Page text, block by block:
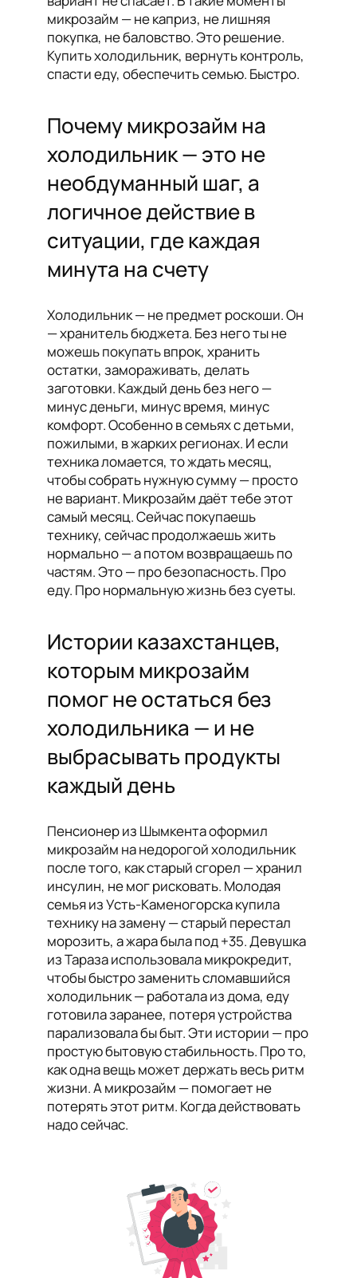
микрозайм — не каприз, не лишняя
покупка, не баловство. Это решение.
Купить холодильник, вернуть контроль,
спасти еду, обеспечить семью. Быстро.
Почему микрозайм на
холодильник — это не
необдуманный шаг, а
логичное действие в
ситуации, где каждая
минута на счету
Холодильник — не предмет роскоши. Он
— хранитель бюджета. Без него ты не
можешь покупать впрок, хранить
остатки, замораживать, делать
заготовки. Каждый день без него —
минус деньги, минус время, минус
комфорт. Особенно в семьях с детьми,
пожилыми, в жарких регионах. И если
техника ломается, то ждать месяц,
чтобы собрать нужную сумму — просто
не вариант. Микрозайм даёт тебе этот
самый месяц. Сейчас покупаешь
технику, сейчас продолжаешь жить
нормально — а потом возвращаешь по
частям. Это — про безопасность. Про
еду. Про нормальную жизнь без суеты.
Истории казахстанцев,
которым микрозайм
помог не остаться без
холодильника — и не
выбрасывать продукты
каждый день
Пенсионер из Шымкента оформил
микрозайм на недорогой холодильник
после того, как старый сгорел — хранил
инсулин, не мог рисковать. Молодая
семья из Усть-Каменогорска купила
технику на замену — старый перестал
морозить, а жара была под +35. Девушка
из Тараза использовала микрокредит,
чтобы быстро заменить сломавшийся
холодильник — работала из дома, еду
готовила заранее, потеря устройства
парализовала бы быт. Эти истории — про
простую бытовую стабильность. Про то,
как одна вещь может держать весь ритм
жизни. А микрозайм — помогает не
потерять этот ритм. Когда действовать
надо сейчас.